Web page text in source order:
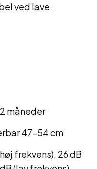
ved lave
måneder
47–54 cm
frekvens), 26 dB